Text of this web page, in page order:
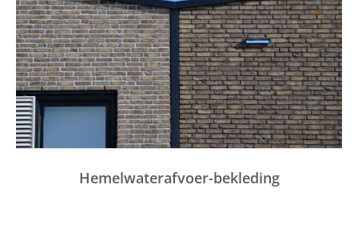
Hemelwaterafvoer-bekleding